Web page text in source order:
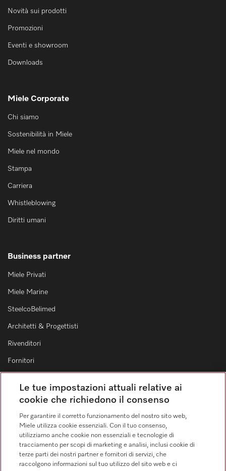
Novità sui prodotti
Promozioni
Eventi e showroom
Downloads
Miele Corporate
Chi siamo
Sostenibilità in Miele
Miele nel mondo
Stampa
Carriera
Whistleblowing
Diritti umani
Business partner
Miele Privati
Miele Marine
SteelcoBelimed
Architetti & Progettisti
Rivenditori
Fornitori
Contatti
Elenco dei contatti
Vendita
0471 666 319
Servizio assistenza
Le tue impostazioni attuali relative ai
cookie che richiedono il consenso
Per garantire il corretto funzionamento del nostro sito web,
Miele utilizza cookie essenziali. Con il tuo consenso,
utilizziamo anche cookie non essenziali e tecnologie di
tracciamento per scopi di marketing e analisi, inclusi cookie di
terze parti dei nostri partner e fornitori di servizi, che
raccolgono informazioni sul tuo utilizzo del sito web e ci